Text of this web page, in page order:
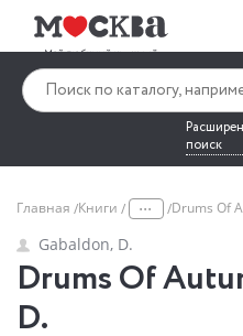
поиск
Главная Книги ... Drums Of
Gabaldon, D.
Drums Of
D.